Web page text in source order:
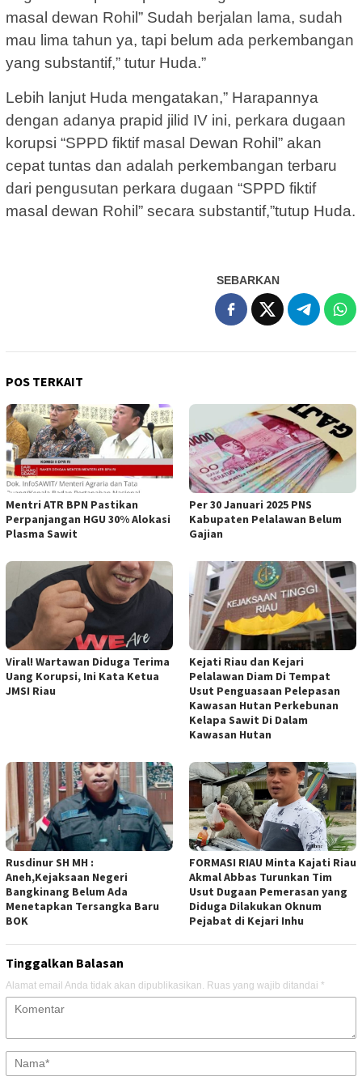
masal dewan Rohil” Sudah berjalan lama, sudah
mau lima tahun ya, tapi belum ada perkembangan
yang substantif,” tutur Huda.”
Lebih lanjut Huda mengatakan,” Harapannya
dengan adanya prapid jilid IV ini, perkara dugaan
korupsi “SPPD fiktif masal Dewan Rohil” akan
cepat tuntas dan adalah perkembangan terbaru
dari pengusutan perkara dugaan “SPPD fiktif
masal dewan Rohil” secara substantif,”tutup Huda.
SEBARKAN
POS TERKAIT
Mentri ATR BPN Pastikan
Perpanjangan HGU 30% Alokasi
Plasma Sawit
Per 30 Januari 2025 PNS
Kabupaten Pelalawan Belum
Gajian
Viral! Wartawan Diduga Terima
Uang Korupsi, Ini Kata Ketua
JMSI Riau
Kejati Riau dan Kejari
Pelalawan Diam Di Tempat
Usut Penguasaan Pelepasan
Kawasan Hutan Perkebunan
Kelapa Sawit Di Dalam
Kawasan Hutan
Rusdinur SH MH :
Aneh,Kejaksaan Negeri
Bangkinang Belum Ada
Menetapkan Tersangka Baru
BOK
FORMASI RIAU Minta Kajati Riau
Akmal Abbas Turunkan Tim
Usut Dugaan Pemerasan yang
Diduga Dilakukan Oknum
Pejabat di Kejari Inhu
Tinggalkan Balasan
Alamat email Anda tidak akan dipublikasikan. Ruas yang wajib ditandai *